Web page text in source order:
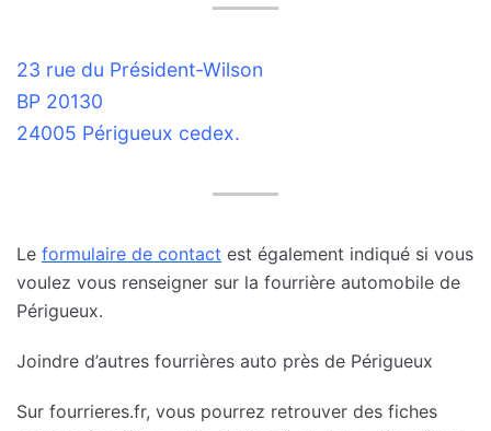
23 rue du Président-Wilson
BP 20130
24005 Périgueux cedex.
Le formulaire de contact est également indiqué si vous
voulez vous renseigner sur la fourrière automobile de
Périgueux.
Joindre d’autres fourrières auto près de Périgueux
Sur fourrieres.fr, vous pourrez retrouver des fiches